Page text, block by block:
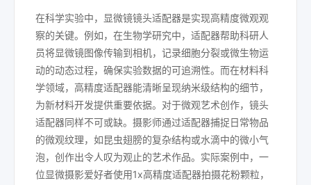
在科学实验中，显微镜镜头适配器是实现高精度微观观
察的关键。例如，在生物学研究中，适配器帮助科研人
员将显微镜图像传输到相机，记录细胞分裂或微生物运
动的动态过程，确保实验数据的可追溯性。而在材料科
学领域，高精度适配器能清晰呈现纳米级结构的细节，
为新材料开发提供重要依据。对于微观艺术创作，镜头
适配器同样不可或缺。摄影师通过适配器捕捉日常物品
的微观纹理，如昆虫翅膀的复杂结构或水滴中的微小气
泡，创作出令人叹为观止的艺术作品。实际案例中，一
位显微摄影爱好者使用1x高精度适配器拍摄花粉颗粒，